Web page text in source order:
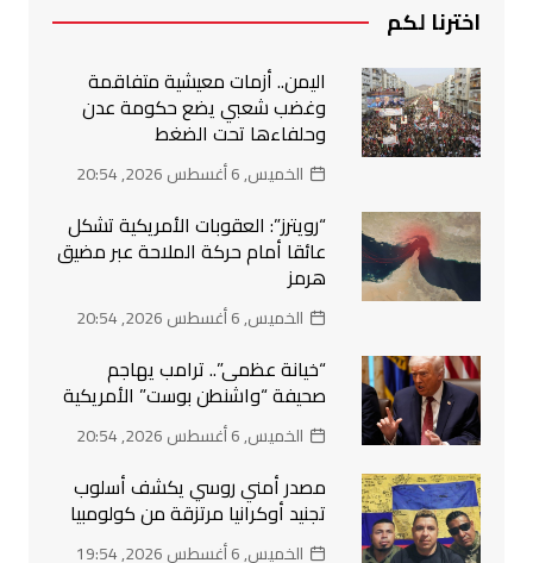
اخترنا لكم
اليمن.. أزمات معيشية متفاقمة
وغضب شعبي يضع حكومة عدن
وحلفاءها تحت الضغط
الخميس, 6 أغسطس 2026, 20:54
“رويترز”: العقوبات الأمريكية تشكل
عائقا أمام حركة الملاحة عبر مضيق
هرمز
الخميس, 6 أغسطس 2026, 20:54
“خيانة عظمى”.. ترامب يهاجم
صحيفة “واشنطن بوست” الأمريكية
الخميس, 6 أغسطس 2026, 20:54
مصدر أمني روسي يكشف أسلوب
تجنيد أوكرانيا مرتزقة من كولومبيا
الخميس, 6 أغسطس 2026, 19:54